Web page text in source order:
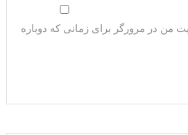
من در مرورگر برای زمانی که دوباره